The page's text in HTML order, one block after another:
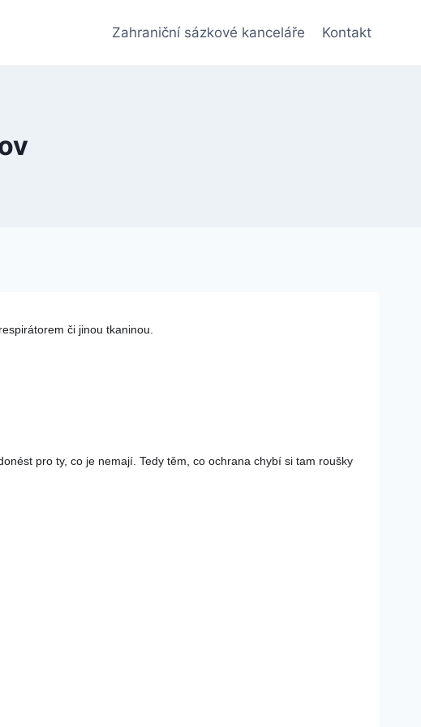
Zahraniční sázkové kanceláře Kontakt
či jinou tkaninou.
pro ty, co je nemají. Tedy těm, co ochrana chybí si tam roušky